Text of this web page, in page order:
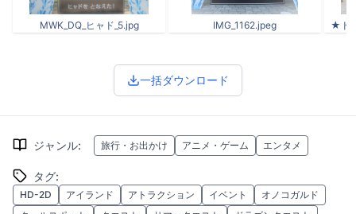
MWK_DQ_ヒャド_5.jpg IMG_1162.jpeg ★ド
一括ダウンロード
ジャンル: 旅行・お出かけ アニメ・ゲーム エンタメ
タグ:
HD-2D アイランド アトラクション イベント
オノコガルド